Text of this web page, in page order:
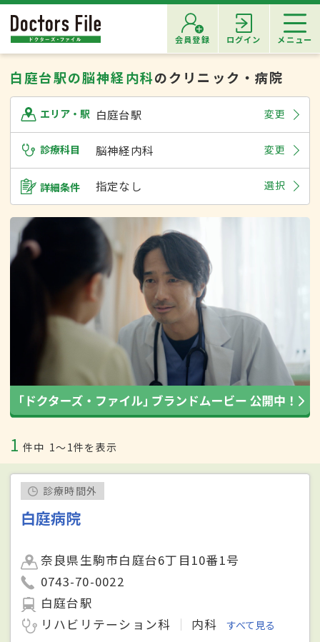
会員登録 ログイン メニュー
白庭台駅の脳神経内科のクリニック・病院
エリア・駅 白庭台駅 変更
診療科目 脳神経内科 変更
詳細条件 指定なし 選択
1 件中 1〜1件を表示
診療時間外
白庭病院
奈良県生駒市白庭台6丁目10番1号
0743-70-0022
白庭台駅
リハビリテーション科
内科 すべて見る